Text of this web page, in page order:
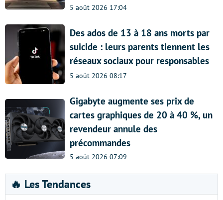
5 août 2026 17:04
Des ados de 13 à 18 ans morts par
suicide : leurs parents tiennent les
réseaux sociaux pour responsables
5 août 2026 08:17
Gigabyte augmente ses prix de
cartes graphiques de 20 à 40 %, un
revendeur annule des
précommandes
5 août 2026 07:09
🔥 Les Tendances